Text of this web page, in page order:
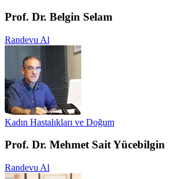
Prof. Dr. Belgin Selam
Randevu Al
Kadın Hastalıkları ve Doğum
Prof. Dr. Mehmet Sait Yücebilgin
Randevu Al